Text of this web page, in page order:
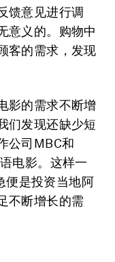
馈意见进行调
意义的。购物中
客的需求，发现
影的需求不断增
们发现还缺少短
公司MBC和
电影。这样一
是投资当地阿
不断增长的需